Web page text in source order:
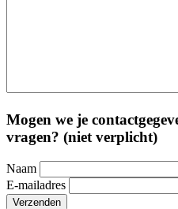
Mogen we je
vragen? (niet verplicht)
Naam
E-mailadres
Verzenden